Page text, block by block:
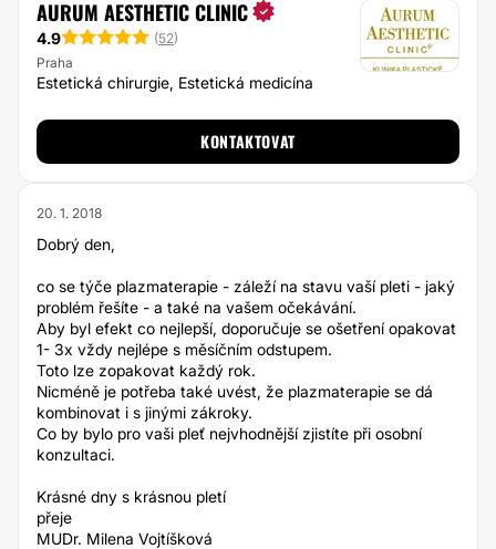
AURUM AESTHETIC CLINIC
4.9 (52)
Praha
Estetická chirurgie, Estetická medicína
KONTAKTOVAT
20. 1. 2018
Dobrý den,
co se týče plazmaterapie - záleží na stavu vaší pleti - jaký
problém řešíte - a také na vašem očekávání.
Aby byl efekt co nejlepší, doporučuje se ošetření opakovat
1- 3x vždy nejlépe s měsíčním odstupem.
Toto lze zopakovat každý rok.
Nicméně je potřeba také uvést, že plazmaterapie se dá
kombinovat i s jinými zákroky.
Co by bylo pro vaši pleť nejvhodnější zjistíte při osobní
konzultaci.
Krásné dny s krásnou pletí
přeje
MUDr. Milena Vojtíšková